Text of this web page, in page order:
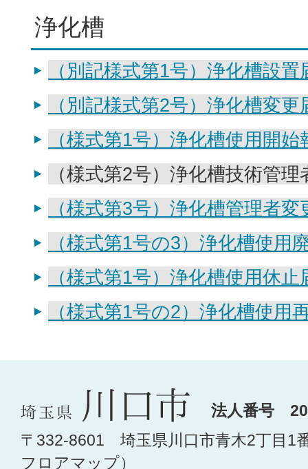
浄化槽
（別記様式第1号）浄化槽設置
（別記様式第2号）浄化槽変更
（様式第1号）浄化槽使用開始
（様式第2号）浄化槽技術管
（様式第3号）浄化槽管理者変
（様式第1号の3）浄化槽使用
（様式第1号）浄化槽使用休止
（様式第1号の2）浄化槽使用
法人番号
〒332-8601 埼玉県川口市青木2丁目1
フロアマップ）